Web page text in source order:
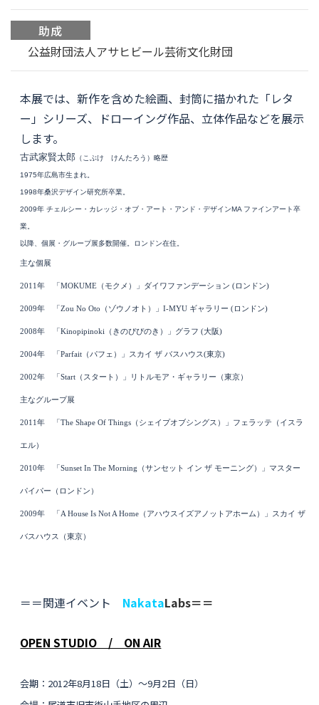
助成
公益財団法人アサヒビール芸術文化財団
本展では、新作を含めた絵画、封筒に描かれた「レタ
ー」シリーズ、ドローイング作品、立体作品などを展示
します。
古武家賢太郎 （こぶけ けんたろう）略歴
1975年広島市生まれ。
1998年桑沢デザイン研究所卒業。
2009年 チェルシー・カレッジ・オブ・アート・アンド・デザインMA ファインアート卒
業。
以降、個展・グループ展多数開催。ロンドン在住。
主な個展
2011年 「MOKUME（モクメ） 」ダイワファンデーション (ロンドン)
2009年 「Zou No Oto （ ゾウ ノオト ） 」I-MYU ギャラリー (ロンドン)
2008年 「Kinopipinoki （ きのぴぴのき ） 」 グラフ (大阪)
2004年 「Parfait （ パフェ ） 」 スカイ ザ バスハウス(東京)
2002年 「Start （ スタート ） 」リトルモア・ギャラリー （東京）
主なグループ展
2011年 「The Shape Of Things （ シェイプオブシングス）」 フェラッテ （ イスラ
エル）
2010年 「Sunset In The Morning （サンセット イン ザ モーニング）」マスター
パイパー （ ロンドン ）
2009年 「 A House Is Not A Home （ アハウス イズア ノット アホーム）」スカイ ザ
バスハウス （東京）
＝＝関連イベント NakataLabs＝＝
OPEN STUDIO / ON AIR
会期：2012年8月18日（土）〜9月2日（日）